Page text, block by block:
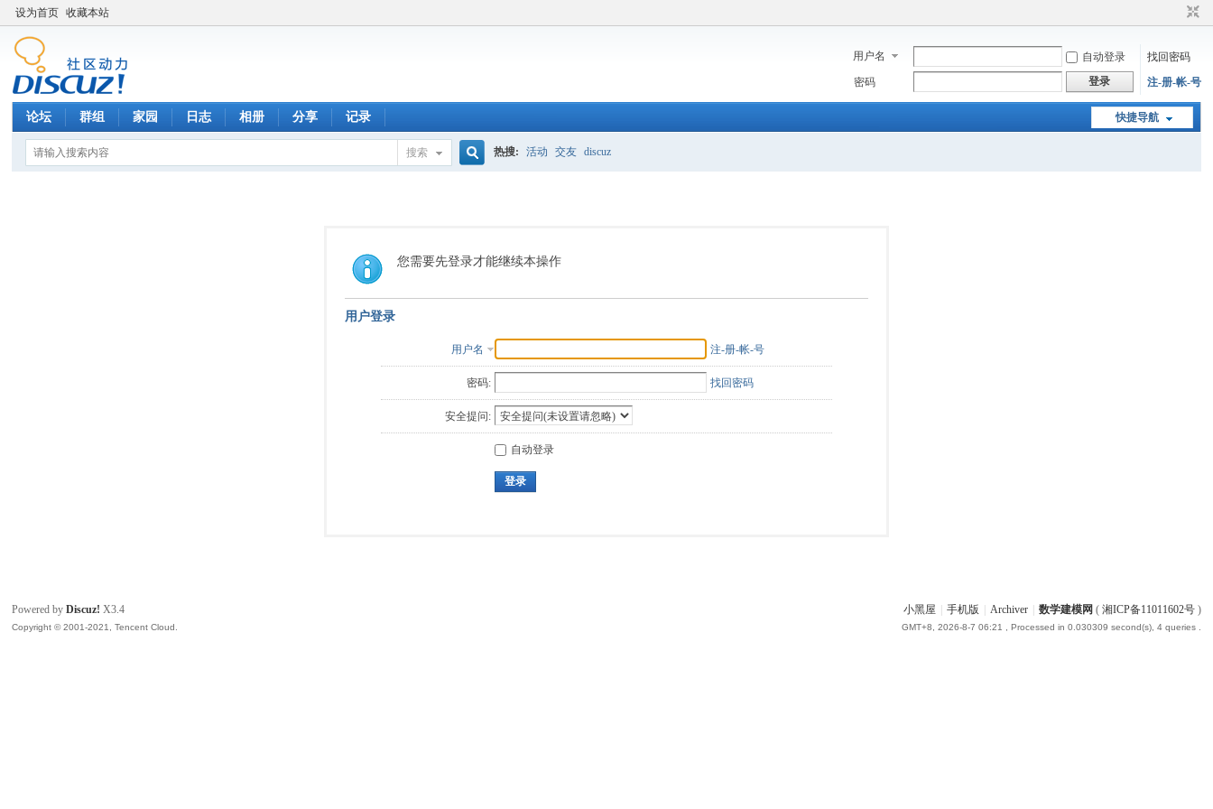
设为首页 收藏本站
用户名 自动登录
找回密码
密码
登录 注-册-帐-号
快捷导航
论坛 群组 家园 日志 相册 分享 记录
搜索
索
热搜: 活动 交友 discuz
您需要先登录才能继续本操作
用户登录
用户名 注-册-帐-号
密码: 找回密码
安全提问:
自动登录
登录
小黑屋 手机版 Archiver 数学建模网 ( 湘ICP备11011602号)
GMT+8, 2026-8-7 06:21 , Processed in 0.030309 second(s), 4 queries .
Powered byDiscuz! X3.4
Copyright © 2001-2021, Tencent Cloud.